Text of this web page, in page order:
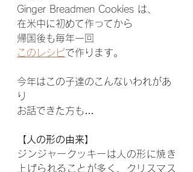
Ginger Breadmen Cookies は、
在米中に初めて作ってから
帰国後も毎年一回
このレシピで作ります。
今年はこの子達のこんないわれがあ
り
お話できた方も…
【人の形の由来】
ジンジャークッキーは人の形に焼き
上げられることが多く、クリスマス